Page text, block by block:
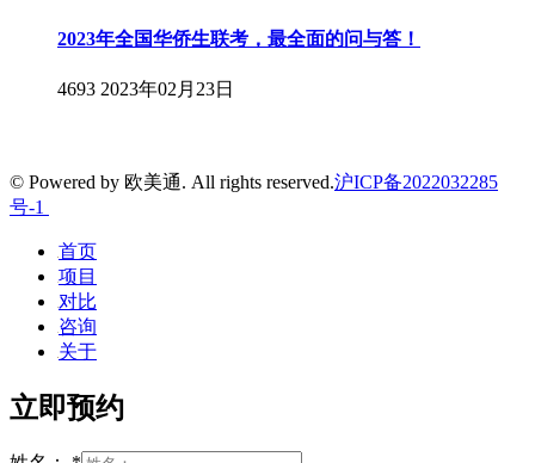
2023年全国华侨生联考，最全面的问与答！
4693 2023年02月23日
© Powered by 欧美通. All rights reserved.沪ICP备2022032285
号-1
首页
项目
对比
咨询
关于
立即预约